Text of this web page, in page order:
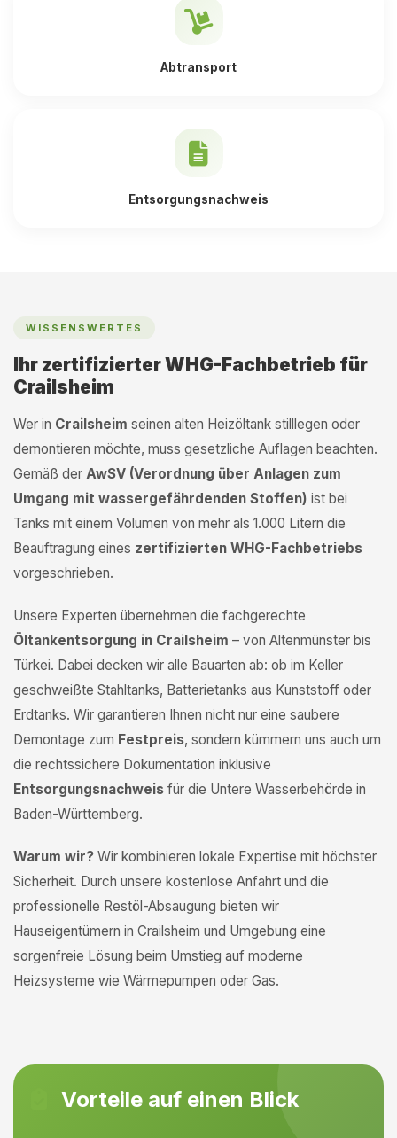
Abtransport
Entsorgungsnachweis
WISSENSWERTES
Ihr zertifizierter WHG-Fachbetrieb für
Crailsheim
Wer in Crailsheim seinen alten Heizöltank stilllegen oder
demontieren möchte, muss gesetzliche Auflagen beachten.
Gemäß der AwSV (Verordnung über Anlagen zum
Umgang mit wassergefährdenden Stoffen) ist bei
Tanks mit einem Volumen von mehr als 1.000 Litern die
Beauftragung eines zertifizierten WHG-Fachbetriebs
vorgeschrieben.
Unsere Experten übernehmen die fachgerechte
Öltankentsorgung in Crailsheim – von Altenmünster bis
Türkei. Dabei decken wir alle Bauarten ab: ob im Keller
geschweißte Stahltanks, Batterietanks aus Kunststoff oder
Erdtanks. Wir garantieren Ihnen nicht nur eine saubere
Demontage zum Festpreis, sondern kümmern uns auch um
die rechtssichere Dokumentation inklusive
Entsorgungsnachweis für die Untere Wasserbehörde in
Baden-Württemberg.
Warum wir? Wir kombinieren lokale Expertise mit höchster
Sicherheit. Durch unsere kostenlose Anfahrt und die
professionelle Restöl-Absaugung bieten wir
Hauseigentümern in Crailsheim und Umgebung eine
sorgenfreie Lösung beim Umstieg auf moderne
Heizsysteme wie Wärmepumpen oder Gas.
Vorteile auf einen Blick